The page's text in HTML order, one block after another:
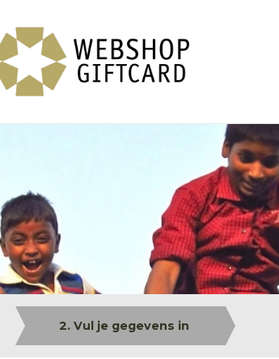
2. Vul je gegevens in